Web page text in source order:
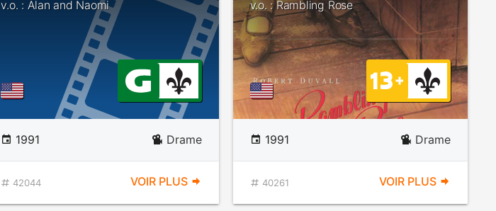
v.o. : Alan and Naomi
1991 Drame
42044 VOIR PLUS
v.o. : Rambling Rose
1991 Drame
40261 VOIR PLUS